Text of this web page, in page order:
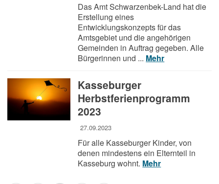
Das Amt Schwarzenbek-Land hat die
Erstellung eines
Entwicklungskonzepts für das
Amtsgebiet und die angehörigen
Gemeinden in Auftrag gegeben. Alle
Bürgerinnen und ... Mehr
Kasseburger
Herbstferienprogramm
2023
27.09.2023
Für alle Kasseburger Kinder, von
denen mindestens ein Elternteil in
Kasseburg wohnt. Mehr